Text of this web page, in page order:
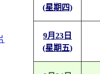
(星期四)
9月23日
(星期五)